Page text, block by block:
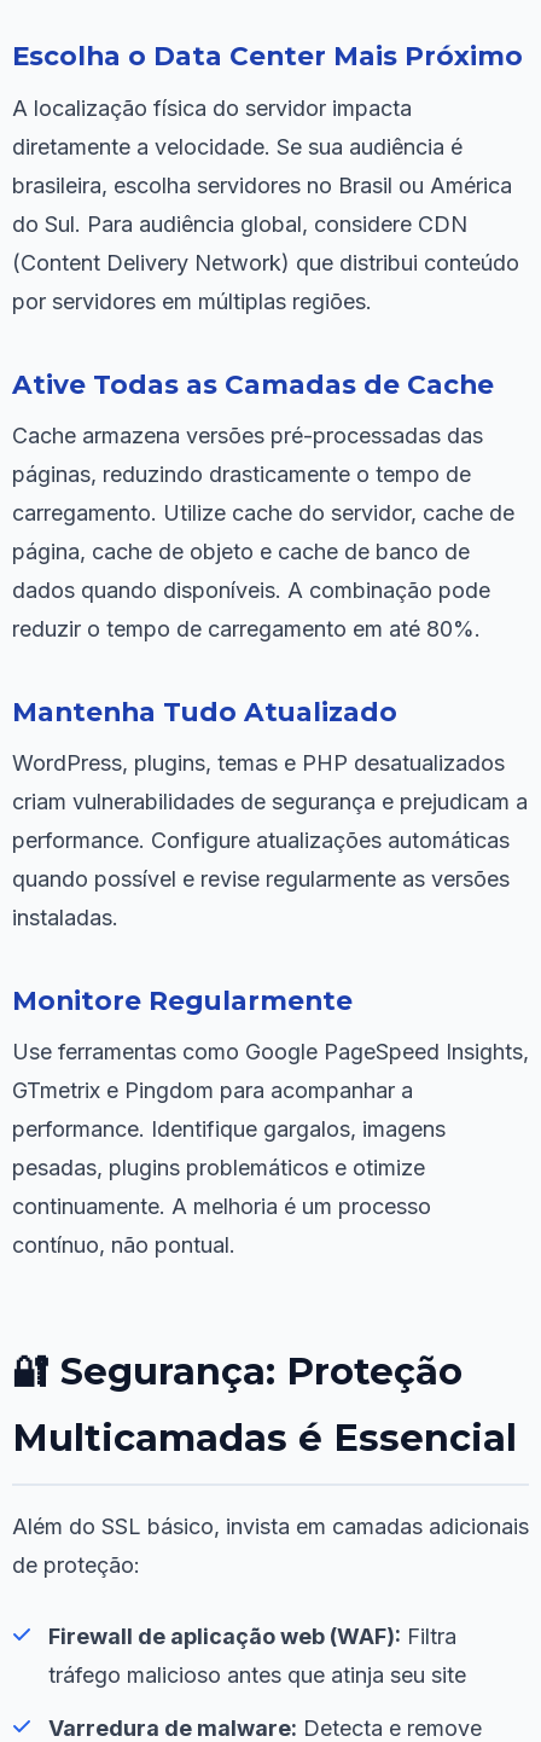
Escolha o Data Center Mais Próximo
A localização física do servidor impacta
diretamente a velocidade. Se sua audiência é
brasileira, escolha servidores no Brasil ou América
do Sul. Para audiência global, considere CDN
(Content Delivery Network) que distribui conteúdo
por servidores em múltiplas regiões.
Ative Todas as Camadas de Cache
Cache armazena versões pré-processadas das
páginas, reduzindo drasticamente o tempo de
carregamento. Utilize cache do servidor, cache de
página, cache de objeto e cache de banco de
dados quando disponíveis. A combinação pode
reduzir o tempo de carregamento em até 80%.
Mantenha Tudo Atualizado
WordPress, plugins, temas e PHP desatualizados
criam vulnerabilidades de segurança e prejudicam a
performance. Configure atualizações automáticas
quando possível e revise regularmente as versões
instaladas.
Monitore Regularmente
Use ferramentas como Google PageSpeed Insights,
GTmetrix e Pingdom para acompanhar a
performance. Identifique gargalos, imagens
pesadas, plugins problemáticos e otimize
continuamente. A melhoria é um processo
contínuo, não pontual.
🔐 Segurança: Proteção
Multicamadas é Essencial
Além do SSL básico, invista em camadas adicionais
de proteção:
Firewall de aplicação web (WAF): Filtra
tráfego malicioso antes que atinja seu site
Varredura de malware: Detecta e remove